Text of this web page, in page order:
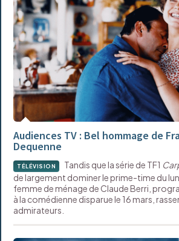
Audiences TV : Bel hommage de
Dequenne
TÉLÉVISION Tandis que la série de TF1
de largement dominer le prime-time du
femme de ménage de Claude Berri,
à la comédienne disparue le 16 mars,
admirateurs.